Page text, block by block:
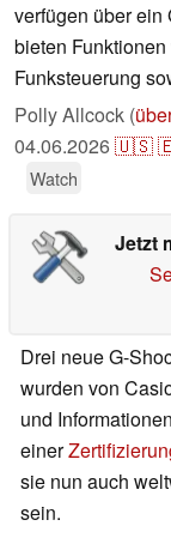
verfügen über ein
bieten
Funksteuerung
Polly Allcock (
04.06.2026🇺🇸
Watch
Jetzt
Drei neue G-
wurden von
und
einer
sie nun auch
sein.